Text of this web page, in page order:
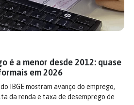
é a menor desde 2012: quase
em 2026
IBGE mostram avanço do emprego,
da renda e taxa de desemprego de